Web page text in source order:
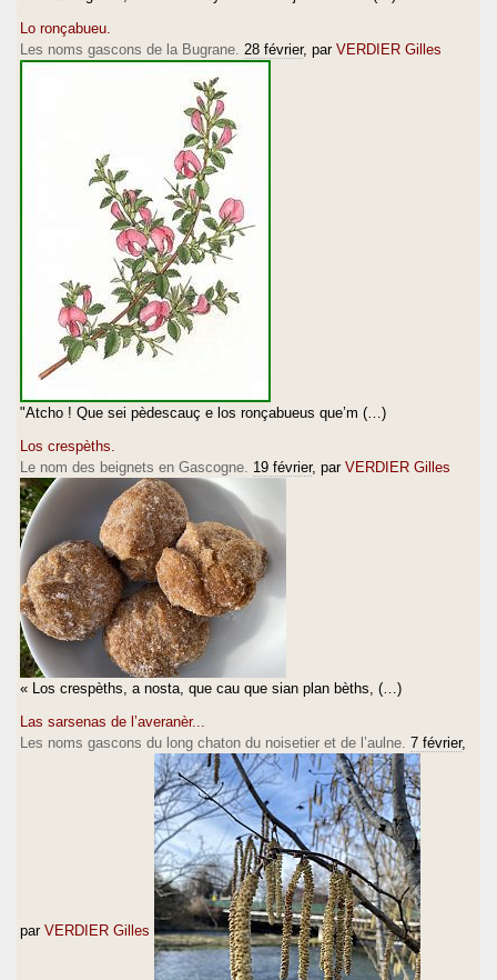
Lo ronçabueu.
Les noms gascons de la Bugrane. 28 février, par VERDIER Gilles
"Atcho ! Que sei pèdescauç e los ronçabueus que’m (…)
Los crespèths.
Le nom des beignets en Gascogne. 19 février, par VERDIER Gilles
« Los crespèths, a nosta, que cau que sian plan bèths, (…)
Las sarsenas de l’averanèr...
Les noms gascons du long chaton du noisetier et de l’aulne. 7 février,
par VERDIER Gilles